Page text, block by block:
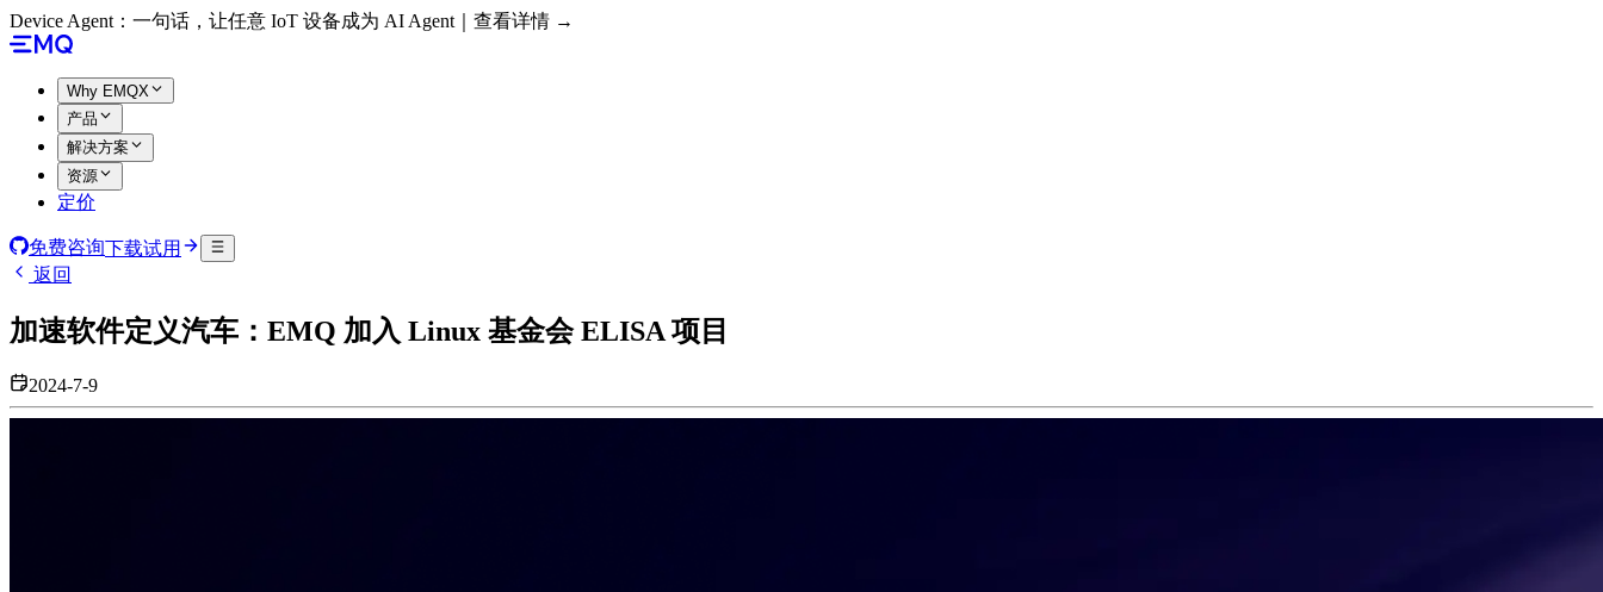
Device Agent：一句话，让任意 IoT 设备成为 AI Agent｜查看详情 →
Why EMQX
产品
解决方案
资源
定价
免费咨询下载试用
返回
加速软件定义汽车：EMQ 加入 Linux 基金会 ELISA 项目
2024-7-9